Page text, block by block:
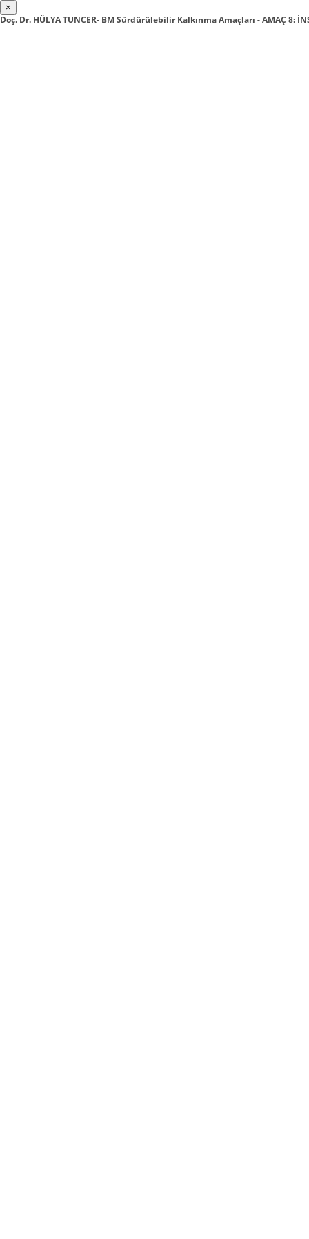
×
Doç. Dr. HÜLYA TUNCER- BM Sürdürülebilir Kalkınma Amaçları - AMAÇ 8: